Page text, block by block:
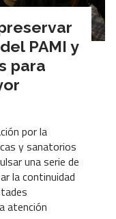
PAMI y
para
por la
y sanatorios
una serie de
la continuidad
atención